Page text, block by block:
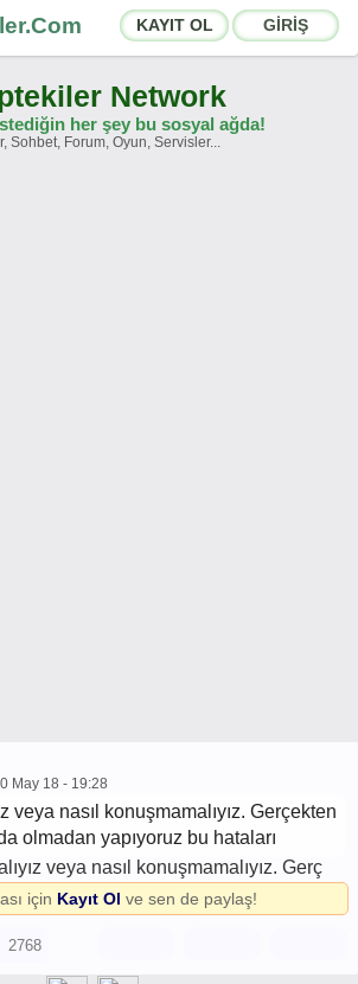
KAYIT OL GİRİŞ
Network
her şey bu sosyal ağda!
Sohbet, Forum, Oyun, Servisler...
May 18 - 19:28
veya nasıl konuşmamalıyız. Gerçekten
olmadan yapıyoruz bu hataları
için Kayıt Ol ve sen de paylaş!
2768